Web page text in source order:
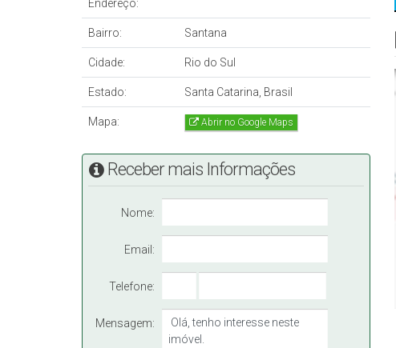
Endereço:
Bairro: Santana
Cidade: Rio do Sul
Estado: Santa Catarina, Brasil
Mapa: Abrir no Google Maps
Receber mais Informações
Nome:
Email:
Telefone:
Mensagem: